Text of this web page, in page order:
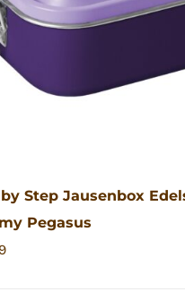
Step Jausenbox
Pegasus